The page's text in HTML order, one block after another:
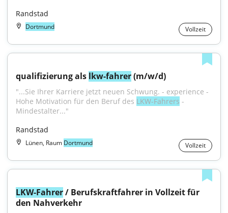
Randstad
Dortmund Vollzeit
qualifizierung als lkw-fahrer (m/w/d)
"...Sie Ihrer Karriere jetzt neuen Schwung. - experience -
Hohe Motivation für den Beruf des LKW-Fahrers -
Mindestalter..."
Randstad
Lünen, Raum Dortmund Vollzeit
LKW-Fahrer / Berufskraftfahrer in Vollzeit für
den Nahverkehr